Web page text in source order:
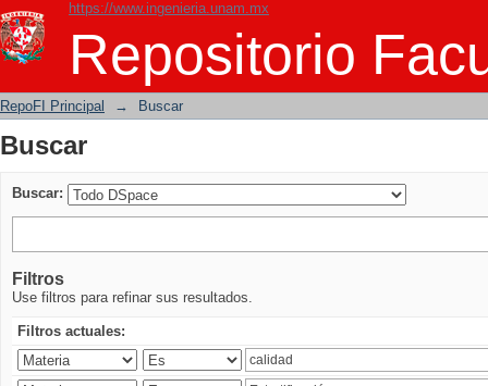
https://www.ingenieria.unam.mx
Repositorio
Buscar
RepoFI Principal → Buscar
Buscar
Buscar:
Filtros
Use filtros para refinar sus resultados.
Filtros actuales: